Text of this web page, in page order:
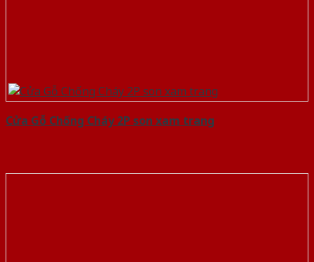
Cửa Gỗ Chống Cháy 2P son xam trang